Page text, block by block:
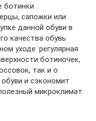
ботинки
сапожки или
данной обуви в
качества обувь
уходе: регулярная
ботиночек,
так и о
и сэкономит
микроклимат